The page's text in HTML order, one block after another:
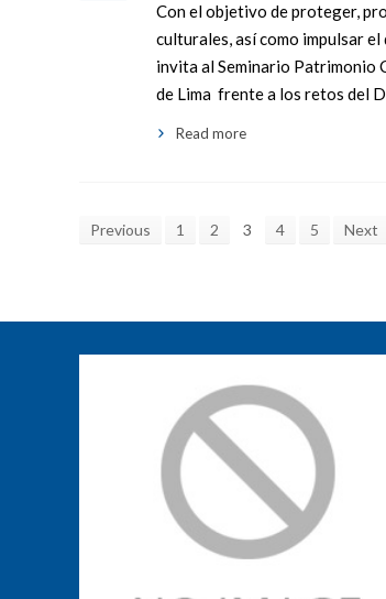
Con el objetivo de proteger,
culturales, así como impulsar
invita al Seminario Patrimonio
de Lima frente a los retos del
Read more
Previous 1 2 3 4 5 Next